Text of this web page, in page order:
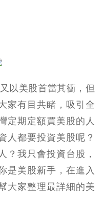
以美股首當其衝，但
家有目共睹，吸引全
定期定額買美股的人
人都要投資美股呢？
？我只會投資台股，
是美股新手，在進入
大家整理最詳細的美